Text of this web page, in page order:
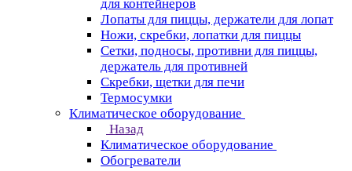
для контейнеров
Лопаты для пиццы, держатели для лопат
Ножи, скребки, лопатки для пиццы
Сетки, подносы, противни для пиццы,
держатель для противней
Скребки, щетки для печи
Термосумки
Климатическое оборудование
Назад
Климатическое оборудование
Обогреватели